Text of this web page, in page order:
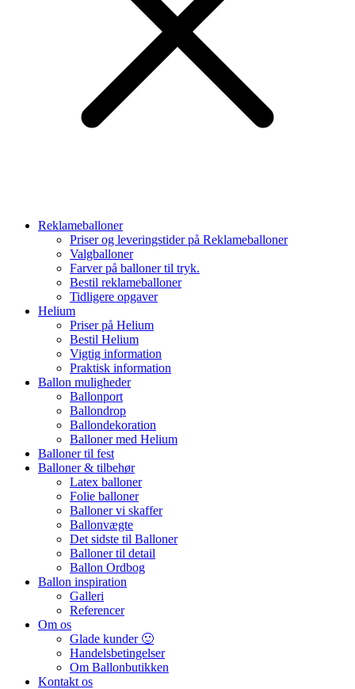
Reklameballoner
Priser og leveringstider på Reklameballoner
Valgballoner
Farver på balloner til tryk.
Bestil reklameballoner
Tidligere opgaver
Helium
Priser på Helium
Bestil Helium
Vigtig information
Praktisk information
Ballon muligheder
Ballonport
Ballondrop
Ballondekoration
Balloner med Helium
Balloner til fest
Balloner & tilbehør
Latex balloner
Folie balloner
Balloner vi skaffer
Ballonvægte
Det sidste til Balloner
Balloner til detail
Ballon Ordbog
Ballon inspiration
Galleri
Referencer
Om os
Glade kunder 🙂
Handelsbetingelser
Om Ballonbutikken
Kontakt os